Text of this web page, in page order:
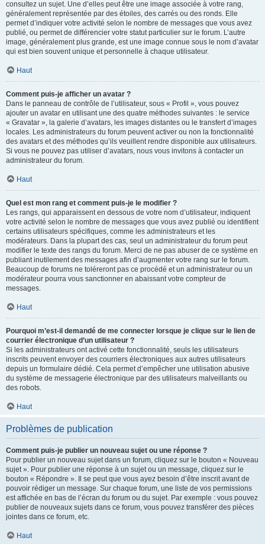
consultez un sujet. Une d’elles peut être une image associée à votre rang,
généralement représentée par des étoiles, des carrés ou des ronds. Elle
permet d’indiquer votre activité selon le nombre de messages que vous avez
publié, ou permet de différencier votre statut particulier sur le forum. L’autre
image, généralement plus grande, est une image connue sous le nom d’avatar
qui est bien souvent unique et personnelle à chaque utilisateur.
Haut
Comment puis-je afficher un avatar ?
Dans le panneau de contrôle de l’utilisateur, sous « Profil », vous pouvez
ajouter un avatar en utilisant une des quatre méthodes suivantes : le service
« Gravatar », la galerie d’avatars, les images distantes ou le transfert d’images
locales. Les administrateurs du forum peuvent activer ou non la fonctionnalité
des avatars et des méthodes qu’ils veuillent rendre disponible aux utilisateurs.
Si vous ne pouvez pas utiliser d’avatars, nous vous invitons à contacter un
administrateur du forum.
Haut
Quel est mon rang et comment puis-je le modifier ?
Les rangs, qui apparaissent en dessous de votre nom d’utilisateur, indiquent
votre activité selon le nombre de messages que vous avez publié ou identifient
certains utilisateurs spécifiques, comme les administrateurs et les
modérateurs. Dans la plupart des cas, seul un administrateur du forum peut
modifier le texte des rangs du forum. Merci de ne pas abuser de ce système en
publiant inutilement des messages afin d’augmenter votre rang sur le forum.
Beaucoup de forums ne toléreront pas ce procédé et un administrateur ou un
modérateur pourra vous sanctionner en abaissant votre compteur de
messages.
Haut
Pourquoi m’est-il demandé de me connecter lorsque je clique sur le lien de
courrier électronique d’un utilisateur ?
Si les administrateurs ont activé cette fonctionnalité, seuls les utilisateurs
inscrits peuvent envoyer des courriers électroniques aux autres utilisateurs
depuis un formulaire dédié. Cela permet d’empêcher une utilisation abusive
du système de messagerie électronique par des utilisateurs malveillants ou
des robots.
Haut
Problèmes de publication
Comment puis-je publier un nouveau sujet ou une réponse ?
Pour publier un nouveau sujet dans un forum, cliquez sur le bouton « Nouveau
sujet ». Pour publier une réponse à un sujet ou un message, cliquez sur le
bouton « Répondre ». Il se peut que vous ayez besoin d’être inscrit avant de
pouvoir rédiger un message. Sur chaque forum, une liste de vos permissions
est affichée en bas de l’écran du forum ou du sujet. Par exemple : vous pouvez
publier de nouveaux sujets dans ce forum, vous pouvez transférer des pièces
jointes dans ce forum, etc.
Haut